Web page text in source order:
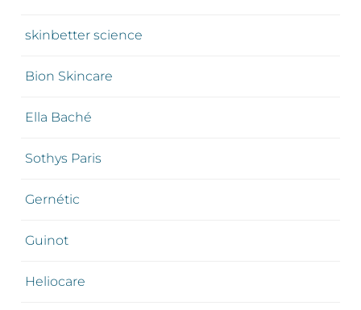
skinbetter science
Bion Skincare
Ella Baché
Sothys Paris
Gernétic
Guinot
Heliocare